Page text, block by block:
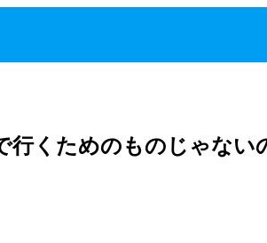
行くためのものじゃな